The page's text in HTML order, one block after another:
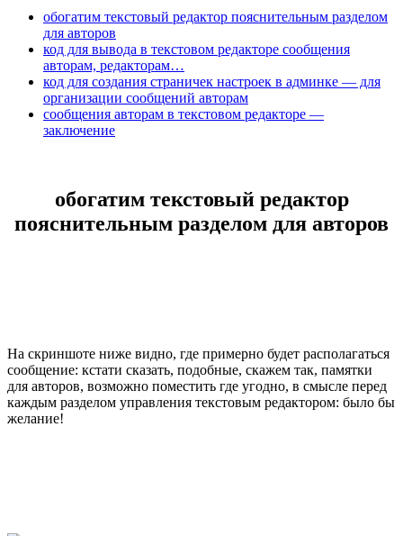
обогатим текстовый редактор пояснительным разделом
для авторов
код для вывода в текстовом редакторе сообщения
авторам, редакторам…
код для создания страничек настроек в админке — для
организации сообщений авторам
сообщения авторам в текстовом редакторе —
заключение
обогатим текстовый редактор
пояснительным разделом для авторов
На скриншоте ниже видно, где примерно будет располагаться
сообщение: кстати сказать, подобные, скажем так, памятки
для авторов, возможно поместить где угодно, в смысле перед
каждым разделом управления текстовым редактором: было бы
желание!